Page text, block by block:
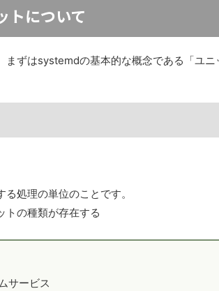
トについて
まずはsystemdの基本的な概念である「ユ
処理の単位のことです。
トの種類が存在する
サービス